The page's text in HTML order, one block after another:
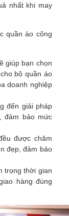
nhất khi may
quần áo công
giúp bạn chọn
bộ quần áo
doanh nghiệp
đến giải pháp
đảm bảo mức
được chăm
đẹp, đảm bảo
trọng thời gian
hàng đúng